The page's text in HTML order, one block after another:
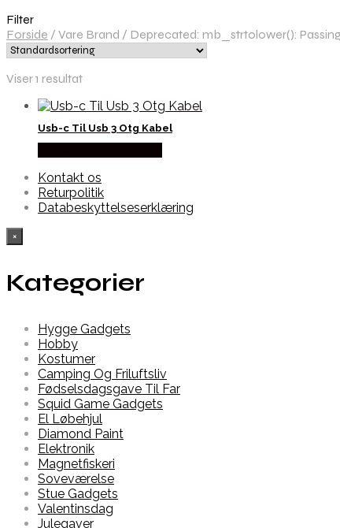
Filter
Forside / Vare Brand / Deprecated: mb_strtolower():
Viser 1 resultat
Usb-c Til Usb 3 Otg Kabel
Kontakt os
Returpolitik
Databeskyttelseserklæring
×
Kategorier
Hygge Gadgets
Hobby
Kostumer
Camping Og Friluftsliv
Fødselsdagsgave Til Far
Squid Game Gadgets
El Løbehjul
Diamond Paint
Elektronik
Magnetfiskeri
Soveværelse
Stue Gadgets
Valentinsdag
Julegaver